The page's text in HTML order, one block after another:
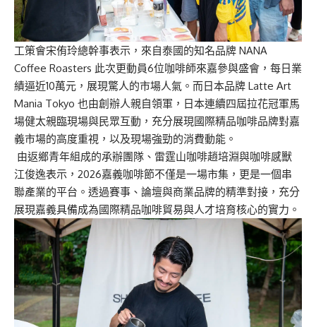
工策會宋侑玲總幹事表示，來自泰國的知名品牌 NANA
Coffee Roasters 此次更動員6位咖啡師來嘉參與盛會，每日業
績逼近10萬元，展現驚人的市場人氣。而日本品牌 Latte Art
Mania Tokyo 也由創辦人親自領軍，日本連續四屆拉花冠軍馬
場健太親臨現場與民眾互動，充分展現國際精品咖啡品牌對嘉
義市場的高度重視，以及現場強勁的消費動能。
由返鄉青年組成的承辦團隊、雷霆山咖啡趙培淵與咖啡感獸
江俊逸表示，2026嘉義咖啡節不僅是一場市集，更是一個串
聯產業的平台。透過賽事、論壇與商業品牌的精準對接，充分
展現嘉義具備成為國際精品咖啡貿易與人才培育核心的實力。